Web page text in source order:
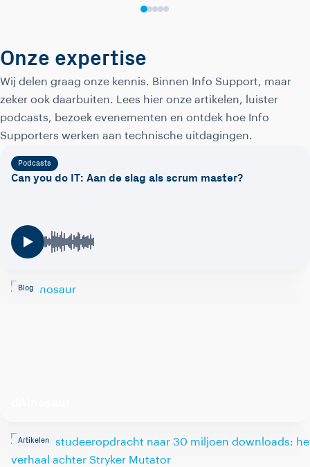
Onze expertise
Wij delen graag onze kennis. Binnen Info Support, maar
zeker ook daarbuiten. Lees hier onze artikelen, luister
podcasts, bezoek evenementen en ontdek hoe Info
Supporters werken aan technische uitdagingen.
Podcasts
Can you do IT: Aan de slag als scrum master?
Blog
Artikelen